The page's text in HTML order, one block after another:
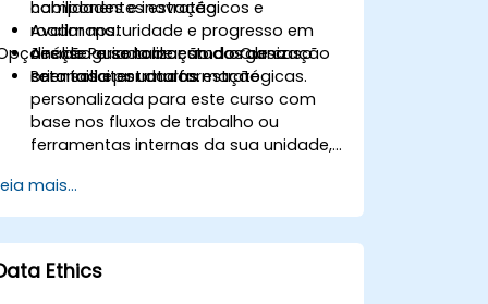
habilidades e inovação.
Avaliar maturidade e progresso em
direção a se tornar uma organização
orientada por dados.
componentes estratégicos e
roadmaps.
Análise guiada de estudos de caso
setoriais e estruturas estratégicas.
de Personalização do Curso
Para solicitar uma formação
personalizada para este curso com
base nos fluxos de trabalho ou
ferramentas internas da sua unidade,
agendar.
mais...
Ethics